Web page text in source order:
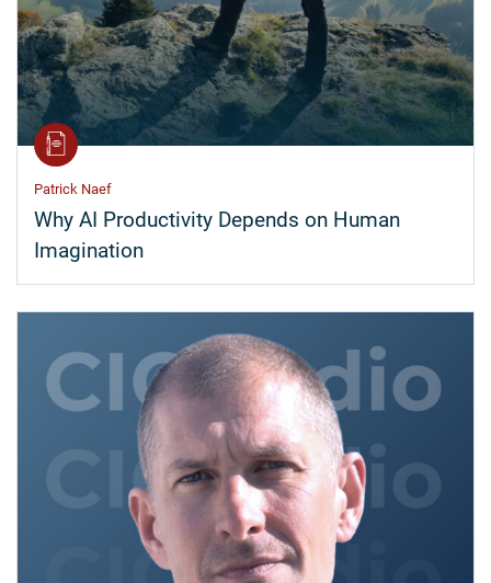
Patrick Naef
Why AI Productivity Depends on Human
Imagination